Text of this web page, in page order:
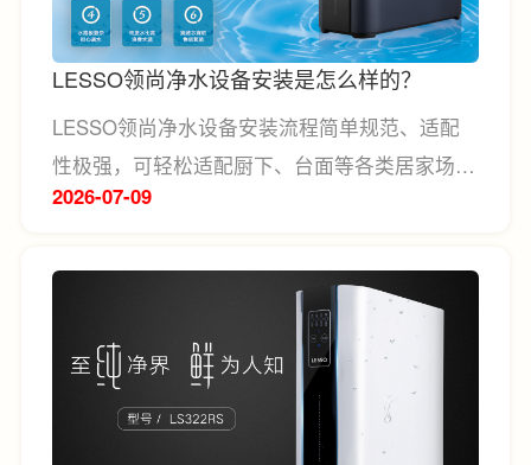
09
2026-07
LESSO领尚净水设备安装是怎么样的？
LESSO领尚净水设备安装流程简单规范、适配
性极强，可轻松适配厨下、台面等各类居家场
景，无需复杂施工。安装时首先关闭家中自来水
充足的滤芯更换与检修空间，再通过自来水三通
接口规整连接净水、废水管路，固定好设备主机
与净水龙头并接通电源，完成基础装配。